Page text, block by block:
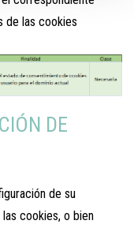
de las cookies
DE
de su
cookies, o bien